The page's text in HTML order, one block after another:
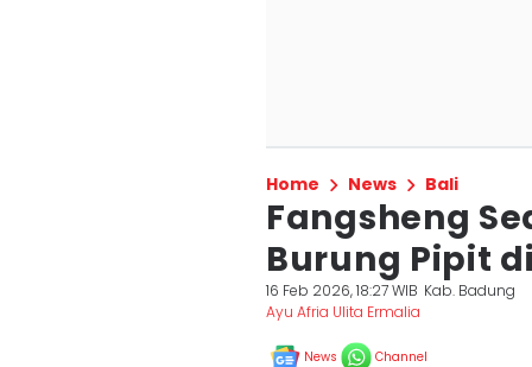
Home News Bali
Fangsheng
Burung Pipit
16 Feb 2026, 18:27 WIB Kab. Badung
Ayu Afria Ulita Ermalia
News Channel